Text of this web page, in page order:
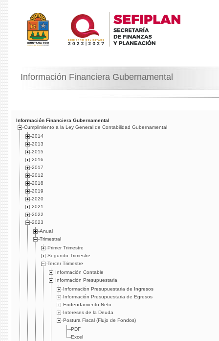
Información Financiera Gubernamental
Información Financiera Gubernamental
Cumplimiento a la Ley General de Contabilidad Gubernamental
2014
2013
2015
2016
2017
2012
2018
2019
2020
2021
2022
2023
Anual
Trimestral
Primer Trimestre
Segundo Trimestre
Tercer Trimestre
Información Contable
Información Presupuestaria
Información Presupuestaria de Ingresos
Información Presupuestaria de Egresos
Endeudamiento Neto
Intereses de la Deuda
Postura Fiscal (Flujo de Fondos)
PDF
Excel